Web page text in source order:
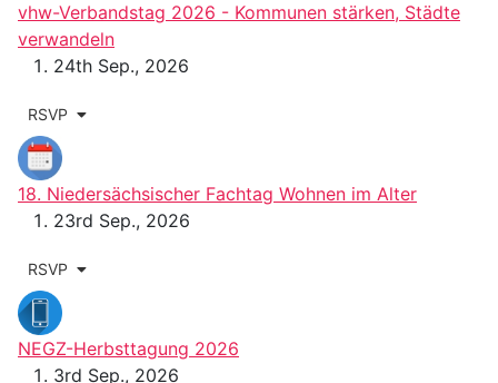
vhw-Verbandstag 2026 - Kommunen stärken, Städte
verwandeln
24th Sep., 2026
RSVP
18. Niedersächsischer Fachtag Wohnen im Alter
23rd Sep., 2026
RSVP
NEGZ-Herbsttagung 2026
3rd Sep., 2026